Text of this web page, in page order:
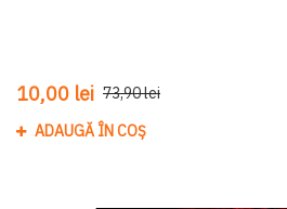
10,00 lei 73,90 lei
ADAUGĂ ÎN COȘ